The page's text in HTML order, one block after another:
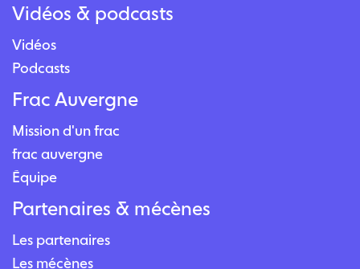
Vidéos & podcasts
Vidéos
Podcasts
Frac Auvergne
Mission d'un frac
frac auvergne
Équipe
Partenaires & mécènes
Les partenaires
Les mécènes